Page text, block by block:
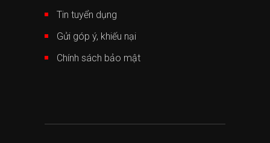
Tin tuyển dụng
Gửi góp ý, khiếu nại
Chính sách bảo mật